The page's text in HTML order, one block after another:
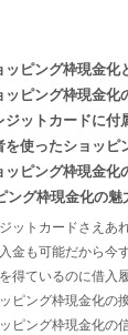
ッピング枠現金化
ッピング枠現金化
ジットカードに付
を使ったショッピ
ッピング枠現金化
ング枠現金化の魅
ットカードさえあ
金も可能だから今
得ているのに借入
ピング枠現金化の
ピング枠現金化の